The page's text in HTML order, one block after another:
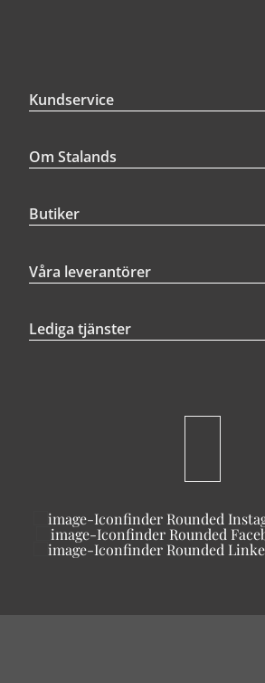
Kundservice
Om Stalands
Butiker
Våra leverantörer
Lediga tjänster